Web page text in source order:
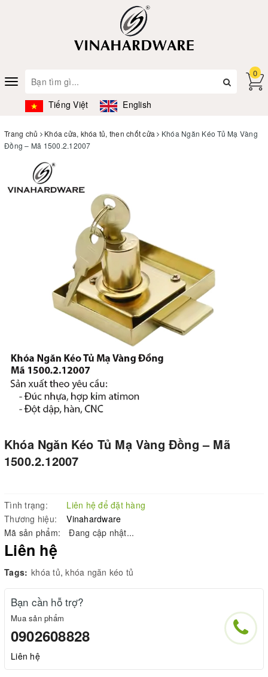
Toggle
navigation
Tiếng Việt English
0
Trang chủ Khóa cửa, khóa tủ, then chốt cửa
Khóa Ngăn Kéo Tủ Mạ Vàng
Đồng – Mã 1500.2.12007
Khóa Ngăn Kéo Tủ Mạ Vàng Đồng – Mã
1500.2.12007
Tình trạng:
Liên hệ để đặt hàng
Thương hiệu:
Vinahardware
Mã sản phẩm:
Đang cập nhật...
Liên hệ
Tags: khóa tủ,khóa ngăn kéo tủ
Bạn cần hỗ trợ?
Mua sản phẩm
0902608828
Liên hệ